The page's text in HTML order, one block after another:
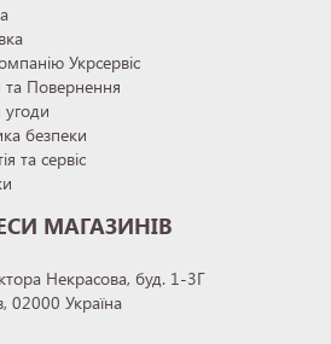
Укрсервіс
Повернення
безпеки
та сервіс
МАГАЗИНІВ
Некрасова, буд. 1-3Г
02000 Україна